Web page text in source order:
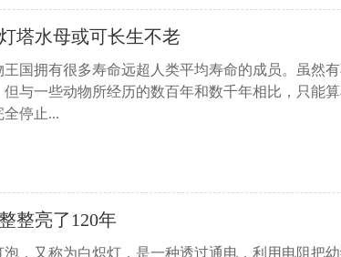
塔水母或可长生不老
王国拥有很多寿命远超人类平均寿命的成员。虽然
但与一些动物所经历的数百年和数千年相比，只能
全停止...
整亮了120年
泡，又称为白炽灯，是一种透过通电，利用电阻把